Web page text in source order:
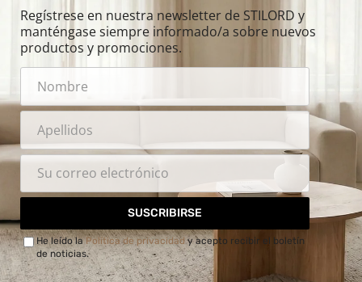
Regístrese en nuestra newsletter de STILORD y
manténgase siempre informado/a sobre nuevos
productos y promociones.
SUSCRIBIRSE
He leído laPolítica de privacidady acepto recibir el boletín
de noticias.